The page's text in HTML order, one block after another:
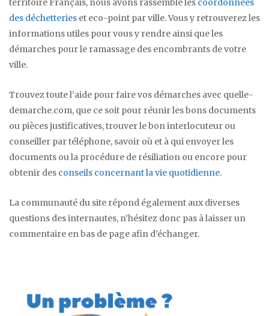
territoire Français, nous avons rassemblé les coordonnées
des déchetteries et eco-point par ville. Vous y retrouverez les
informations utiles pour vous y rendre ainsi que les
démarches pour le ramassage des encombrants de votre
ville.
Trouvez toute l’aide pour faire vos démarches avec quelle-
demarche.com, que ce soit pour réunir les bons documents
ou pièces justificatives, trouver le bon interlocuteur ou
conseiller par téléphone, savoir où et à qui envoyer les
documents ou la procédure de résiliation ou encore pour
obtenir des conseils concernant la vie quotidienne.
La communauté du site répond également aux diverses
questions des internautes, n’hésitez donc pas à laisser un
commentaire en bas de page afin d’échanger.